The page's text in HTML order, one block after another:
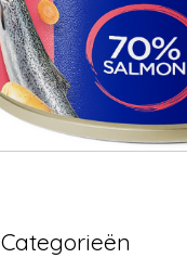
Categorieën